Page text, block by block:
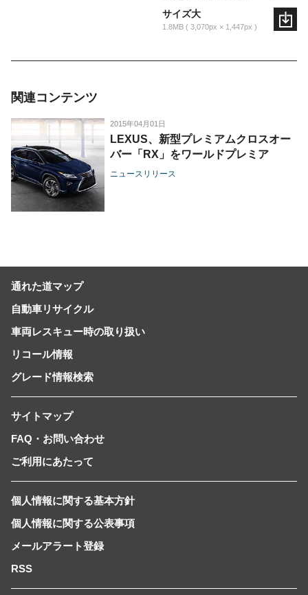
サイズ大
1.8MB 3,070px × 1,447px
関連コンテンツ
2015年04月01日
LEXUS、新型プレミアムクロスオー
バー「RX」をワールドプレミア
ニュースリリース
通れた道マップ
自動車リサイクル
車両レスキュー時の取り扱い
リコール情報
グレード情報検索
サイトマップ
FAQ・お問い合わせ
ご利用にあたって
個人情報に関する基本方針
個人情報に関する公表事項
メールアラート登録
RSS